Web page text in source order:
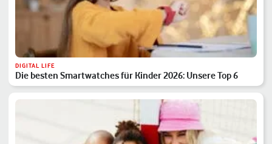
DIGITAL LIFE
Die besten Smartwatches für Kinder 2026: Unsere Top 6